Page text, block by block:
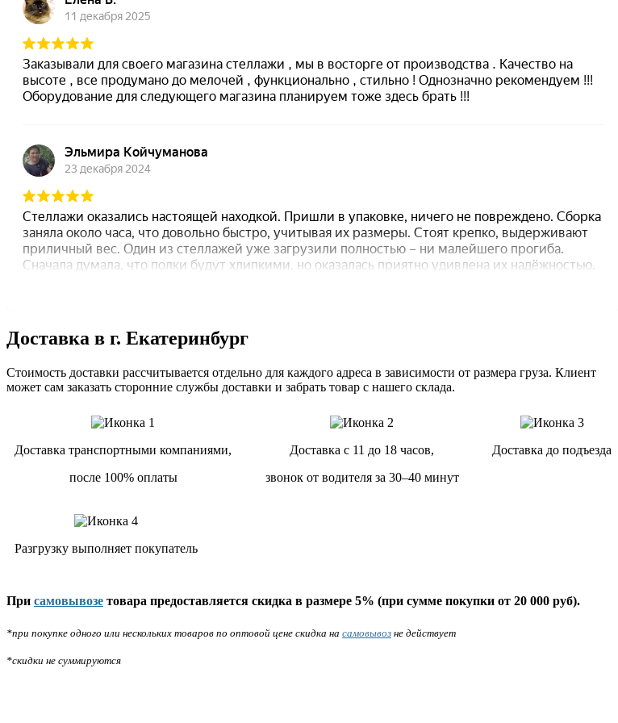
Доставка в г. Екатеринбург
Стоимость доставки рассчитывается отдельно для каждого адреса в зависимости от размера груза. Клиент
может сам заказать сторонние службы доставки и забрать товар с нашего склада.
Доставка транспортными компаниями,
после 100% оплаты
Доставка с 11 до 18 часов,
звонок от водителя за 30–40 минут
Доставка до подъезда
Разгрузку выполняет покупатель
При самовывозе товара предоставляется скидка в размере 5% (при сумме покупки от 20 000 руб).
*при покупке одного или нескольких товаров по оптовой цене скидка на самовывоз не действует
*скидки не суммируются